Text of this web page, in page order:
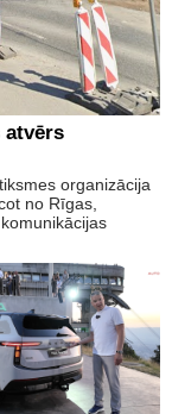
atvērs
organizācija
no Rīgas,